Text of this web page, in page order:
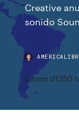
Creative
sonido
Canon d1350